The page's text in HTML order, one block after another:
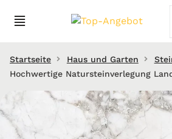
Startseite Haus und Garten
Hochwertige Natursteinverlegung